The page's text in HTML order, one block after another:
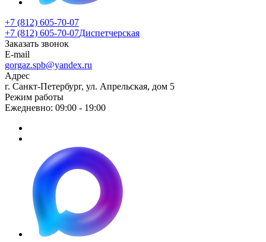
+7 (812) 605-70-07
+7 (812) 605-70-07Диспетчерская
Заказать звонок
E-mail
gorgaz.spb@yandex.ru
Адрес
г. Санкт-Петербург, ул. Апрельская, дом 5
Режим работы
Ежедневно: 09:00 - 19:00